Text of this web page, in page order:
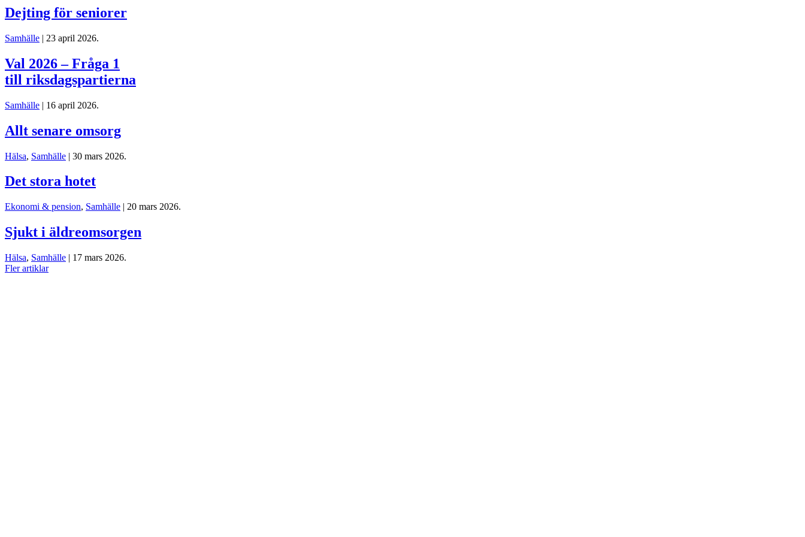
Dejting för seniorer
Samhälle | 23 april 2026.
Val 2026 – Fråga 1
till riksdagspartierna
Samhälle | 16 april 2026.
Allt senare omsorg
Hälsa, Samhälle | 30 mars 2026.
Det stora hotet
Ekonomi & pension, Samhälle | 20 mars 2026.
Sjukt i äldreomsorgen
Hälsa, Samhälle | 17 mars 2026.
Fler artiklar